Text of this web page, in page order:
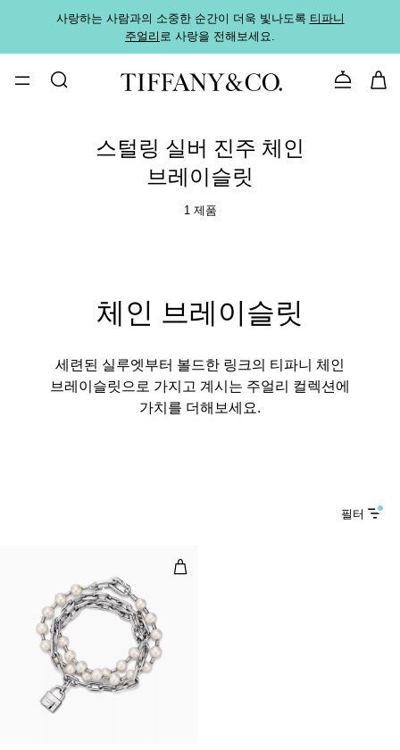
사랑하는 사람과의 소중한 순간이 더욱 빛나도록 티파니
주얼리로 사랑을 전해보세요.
문의하기
스털링 실버 진주 체인
브레이슬릿
1 제품
체인 브레이슬릿
세련된 실루엣부터 볼드한 링크의 티파니 체인
브레이슬릿으로 가지고 계시는 주얼리 컬렉션에
가치를 더해보세요.
필터
펄 락 브레이슬릿, 실버, 미디엄